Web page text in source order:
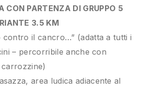
CON PARTENZA DI GRUPPO 5
3.5 KM
contro il cancro…” (adatta a tutti i
– percorribile anche con
carrozzine)
area ludica adiacente al